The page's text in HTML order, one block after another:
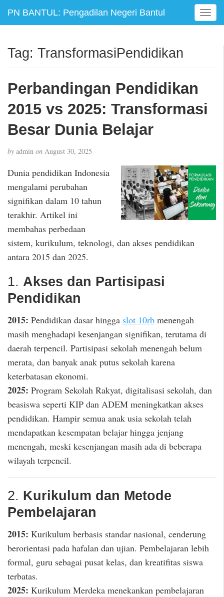
PN BANTUL: Pengadilan Negeri Bantul
T
o
e
v
i
o
n
Tag: TransformasiPendidikan
Perbandingan Pendidikan
2015 vs 2025: Transformasi
Besar Dunia Belajar
by admin on August 30, 2025
Dunia pendidikan Indonesia
mengalami perubahan
signifikan dalam 10 tahun
terakhir. Artikel ini
membahas perbedaan
sistem, kurikulum, teknologi, dan akses pendidikan
antara 2015 dan 2025.
1. Akses dan Partisipasi
Pendidikan
2015: Pendidikan dasar hingga slot 10rb menengah
masih menghadapi kesenjangan signifikan, terutama di
daerah terpencil. Partisipasi sekolah menengah belum
merata, dan banyak anak putus sekolah karena
keterbatasan ekonomi.
2025: Program Sekolah Rakyat, digitalisasi sekolah, dan
beasiswa seperti KIP dan ADEM meningkatkan akses
pendidikan. Hampir semua anak usia sekolah telah
mendapatkan kesempatan belajar hingga jenjang
menengah, meski kesenjangan masih ada di beberapa
wilayah terpencil.
2. Kurikulum dan Metode
Pembelajaran
2015: Kurikulum berbasis standar nasional, cenderung
berorientasi pada hafalan dan ujian. Pembelajaran lebih
formal, guru sebagai pusat kelas, dan kreatifitas siswa
terbatas.
2025: Kurikulum Merdeka menekankan pembelajaran